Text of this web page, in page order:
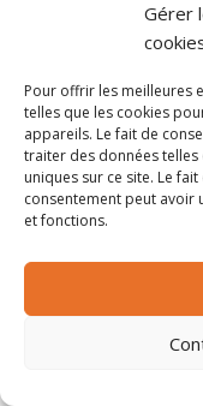
Gérer
Pour offrir les meilleures
telles que les cookies
appareils. Le fait de
traiter des données
uniques sur ce site. Le
consentement peut avoir
et fonctions.
Industrie
Industrie chimique
Industrie divers
INDUSTRIE DIVERS
Industrie diverse
Industrie du bois
Industrie du verre
Industrie papier et
Industrie